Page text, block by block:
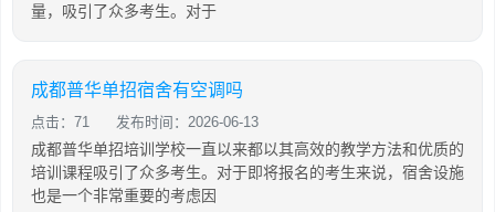
量，吸引了众多考生。对于
成都普华单招宿舍有空调吗
点击：71 发布时间：2026-06-13
成都普华单招培训学校一直以来都以其高效的教学方法和优质的
培训课程吸引了众多考生。对于即将报名的考生来说，宿舍设施
也是一个非常重要的考虑因